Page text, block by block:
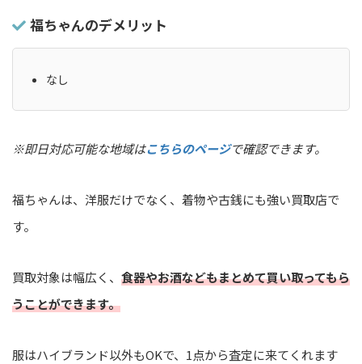
福ちゃんのデメリット
なし
※即日対応可能な地域はこちらのページで確認できます。
福ちゃんは、洋服だけでなく、着物や古銭にも強い買取店で
す。
買取対象は幅広く、 食器やお酒などもまとめて買い取ってもら
うことができます。
服はハイブランド以外もOKで、1点から査定に来てくれます